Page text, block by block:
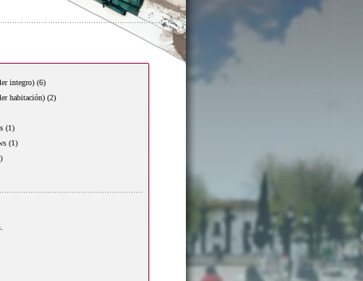
integro) (6)
habitación) (2)
(1)
(1)